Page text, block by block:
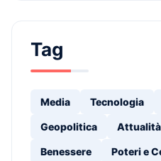
Tag
Media Tecnologia
Geopolitica Attualità
Benessere Poteri e